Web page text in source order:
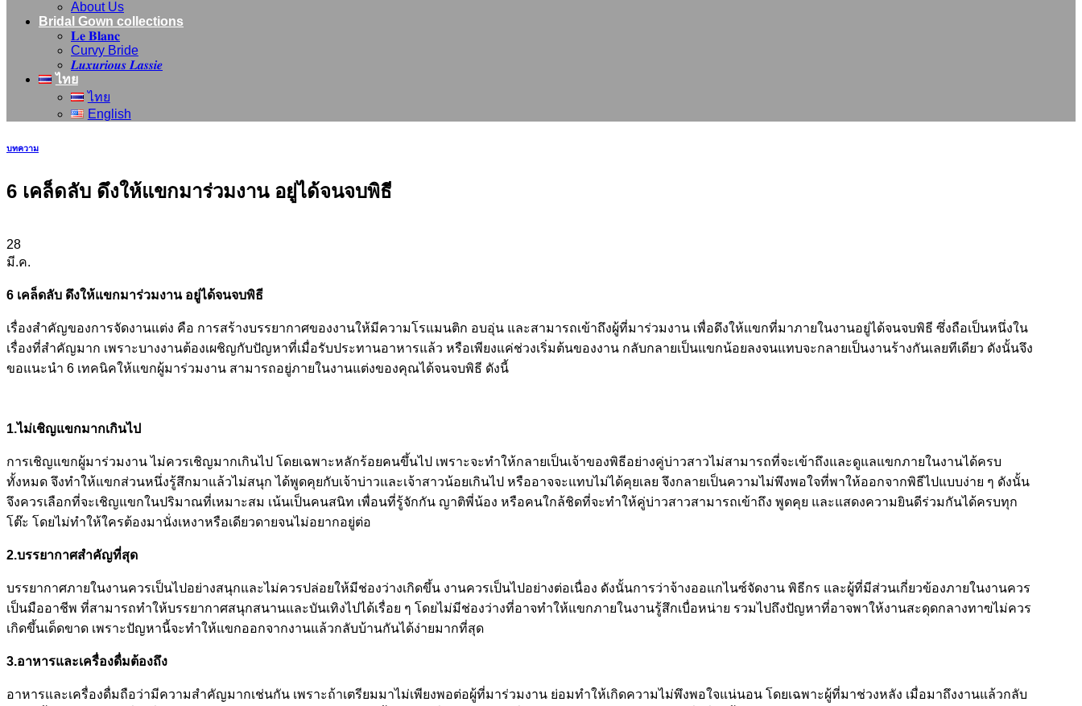
About Us
Bridal Gown collections
𝐋𝐞 𝐁𝐥𝐚𝐧𝐜
Curvy Bride
𝑳𝒖𝒙𝒖𝒓𝒊𝒐𝒖𝒔 𝑳𝒂𝒔𝒔𝒊𝒆
ไทย
ไทย
English
บทความ
6 เคล็ดลับ ดึงให้แขกมาร่วมงาน อยู่ได้จนจบพิธี
28
มี.ค.
6 เคล็ดลับ ดึงให้แขกมาร่วมงาน อยู่ได้จนจบพิธี
เรื่องสำคัญของการจัดงานแต่ง คือ การสร้างบรรยากาศของงานให้มีความโรแมนติก อบอุ่น และสามารถเข้าถึงผู้ที่มาร่วมงาน เพื่อดึงให้แขกที่มาภายในงานอยู่ได้จนจบพิธี ซึ่งถือเป็นหนึ่งใน
เรื่องที่สำคัญมาก เพราะบางงานต้องเผชิญกับปัญหาที่เมื่อรับประทานอาหารแล้ว หรือเพียงแค่ช่วงเริ่มต้นของงาน กลับกลายเป็นแขกน้อยลงจนแทบจะกลายเป็นงานร้างกันเลยทีเดียว ดังนั้นจึง
ขอแนะนำ 6 เทคนิคให้แขกผู้มาร่วมงาน สามารถอยู่ภายในงานแต่งของคุณได้จนจบพิธี ดังนี้
1.ไม่เชิญแขกมากเกินไป
การเชิญแขกผู้มาร่วมงาน ไม่ควรเชิญมากเกินไป โดยเฉพาะหลักร้อยคนขึ้นไป เพราะจะทำให้กลายเป็นเจ้าของพิธีอย่างคู่บ่าวสาวไม่สามารถที่จะเข้าถึงและดูแลแขกภายในงานได้ครบ
ทั้งหมด จึงทำให้แขกส่วนหนึ่งรู้สึกมาแล้วไม่สนุก ได้พูดคุยกับเจ้าบ่าวและเจ้าสาวน้อยเกินไป หรืออาจจะแทบไม่ได้คุยเลย จึงกลายเป็นความไม่พึงพอใจที่พาให้ออกจากพิธีไปแบบง่าย ๆ ดังนั้น
จึงควรเลือกที่จะเชิญแขกในปริมาณที่เหมาะสม เน้นเป็นคนสนิท เพื่อนที่รู้จักกัน ญาติพี่น้อง หรือคนใกล้ชิดที่จะทำให้คู่บ่าวสาวสามารถเข้าถึง พูดคุย และแสดงความยินดีร่วมกันได้ครบทุก
โต๊ะ โดยไม่ทำให้ใครต้องมานั่งเหงาหรือเดียวดายจนไม่อยากอยู่ต่อ
2.บรรยากาศสำคัญที่สุด
บรรยากาศภายในงานควรเป็นไปอย่างสนุกและไม่ควรปล่อยให้มีช่องว่างเกิดขึ้น งานควรเป็นไปอย่างต่อเนื่อง ดังนั้นการว่าจ้างออแกไนซ์จัดงาน พิธีกร และผู้ที่มีส่วนเกี่ยวข้องภายในงานควร
เป็นมืออาชีพ ที่สามารถทำให้บรรยากาศสนุกสนานและบันเทิงไปได้เรื่อย ๆ โดยไม่มีช่องว่างที่อาจทำให้แขกภายในงานรู้สึกเบื่อหน่าย รวมไปถึงปัญหาที่อาจพาให้งานสะดุดกลางทาฃไม่ควร
เกิดขึ้นเด็ดขาด เพราะปัญหานี้จะทำให้แขกออกจากงานแล้วกลับบ้านกันได้ง่ายมากที่สุด
3.อาหารและเครื่องดื่มต้องถึง
อาหารและเครื่องดื่มถือว่ามีความสำคัญมากเช่นกัน เพราะถ้าเตรียมมาไม่เพียงพอต่อผู้ที่มาร่วมงาน ย่อมทำให้เกิดความไม่พึงพอใจแน่นอน โดยเฉพาะผู้ที่มาช่วงหลัง เมื่อมาถึงงานแล้วกลับ